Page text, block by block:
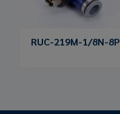
RUC-219M-1/8N-8P